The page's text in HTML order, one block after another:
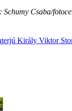
Schumy Csaba/
Király Viktor